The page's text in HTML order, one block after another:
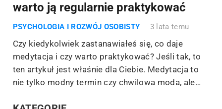
warto ją regularnie praktykować
PSYCHOLOGIA I ROZWÓJ OSOBISTY 3 lata temu
Czy kiedykolwiek zastanawiałeś się, co daje
medytacja i czy warto praktykować? Jeśli tak, to
ten artykuł jest właśnie dla Ciebie. Medytacja to
nie tylko modny termin czy chwilowa moda, ale…